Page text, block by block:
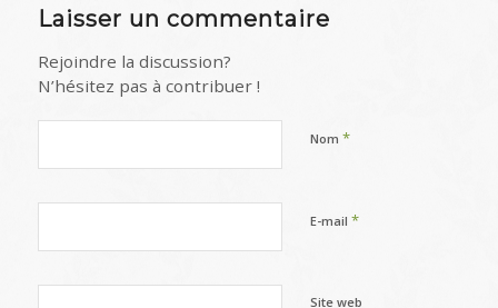
Laisser un commentaire
Rejoindre la discussion?
N’hésitez pas à contribuer !
Nom *
E-mail *
Site web